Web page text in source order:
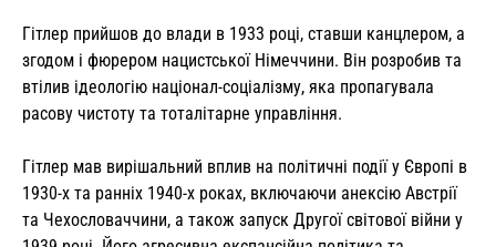
Гітлер прийшов до влади в 1933 році, ставши канцлером, а
згодом і фюрером нацистської Німеччини. Він розробив та
втілив ідеологію націонал-соціалізму, яка пропагувала
расову чистоту та тоталітарне управління.
Гітлер мав вирішальний вплив на політичні події у Європі в
1930-х та ранніх 1940-х роках, включаючи анексію Австрії
та Чехословаччини, а також запуск Другої світової війни у